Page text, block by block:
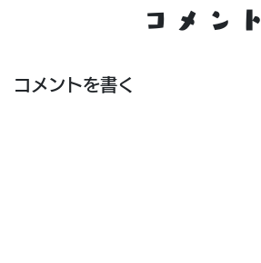
コメント
コメントを書く